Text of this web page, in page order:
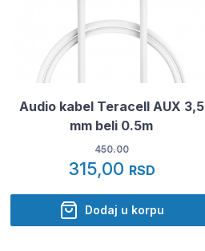
Audio kabel Teracell AUX 3,5
mm beli 0.5m
450.00
315,00 RSD
Dodaj u korpu